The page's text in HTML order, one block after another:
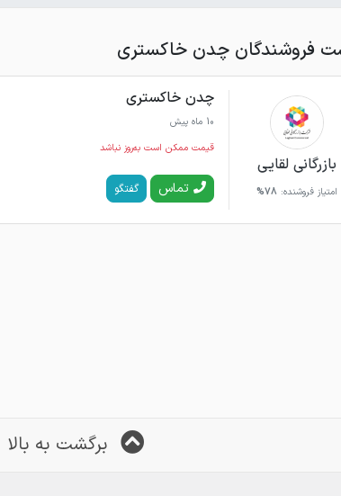
فروشندگان چدن خاکستری
بازرگانی لقایی
امتیاز فروشنده: 78%
چدن خاکستری
10 ماه پیش
قیمت ممکن است به‌روز نباشد
تماس گفتگو
برگشت به بالا